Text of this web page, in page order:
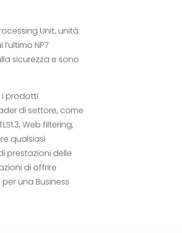
Unit, unità
NP7
sicurezza e sono
i prodotti
di settore, come
Web filtering,
qualsiasi
prestazioni delle
di offrire
una Business